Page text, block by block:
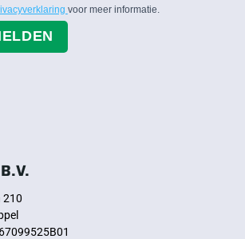
voor meer informatie.
210